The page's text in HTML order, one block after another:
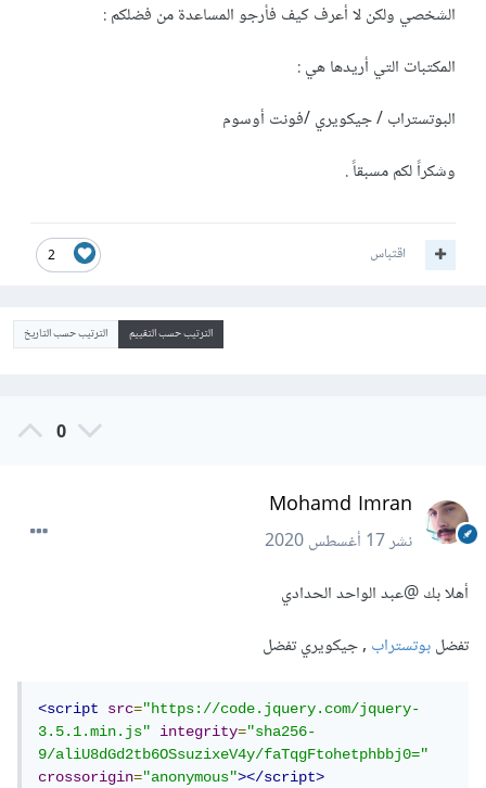
الشخصي ولكن لا أعرف كيف فأرجو المساعدة من فضلكم :
المكتبات التي أريدها هي :
البوتستراب / جيكويري /فونت أوسوم
وشكراً لكم مسبقاً .
2 اقتباس
الترتيب حسب التقييم الترتيب حسب التاريخ
0
Mohamd Imran
نشر17 أغسطس 2020
أهلا بك@عبد الواحد الحدادي
تفضلبوتستراب, جيكويري تفضل
<script src="https://code.jquery.com/jquery-
3.5.1.min.js"
integrity="sha256-
9/aliU8dGd2tb6OSsuzixeV4y/faTqgFtohetphbbj0="
crossorigin="anonymous"></script>